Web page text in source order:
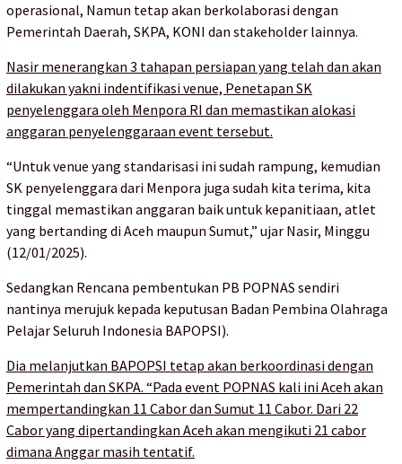
operasional, Namun tetap akan berkolaborasi dengan
Pemerintah Daerah, SKPA, KONI dan stakeholder lainnya.
Nasir menerangkan 3 tahapan persiapan yang telah dan akan
dilakukan yakni indentifikasi venue, Penetapan SK
penyelenggara oleh Menpora RI dan memastikan alokasi
anggaran penyelenggaraan event tersebut.
“Untuk venue yang standarisasi ini sudah rampung, kemudian
SK penyelenggara dari Menpora juga sudah kita terima, kita
tinggal memastikan anggaran baik untuk kepanitiaan, atlet
yang bertanding di Aceh maupun Sumut,” ujar Nasir, Minggu
(12/01/2025).
Sedangkan Rencana pembentukan PB POPNAS sendiri
nantinya merujuk kepada keputusan Badan Pembina Olahraga
Pelajar Seluruh Indonesia BAPOPSI).
Dia melanjutkan BAPOPSI tetap akan berkoordinasi dengan
Pemerintah dan SKPA. “Pada event POPNAS kali ini Aceh akan
mempertandingkan 11 Cabor dan Sumut 11 Cabor. Dari 22
Cabor yang dipertandingkan Aceh akan mengikuti 21 cabor
dimana Anggar masih tentatif.